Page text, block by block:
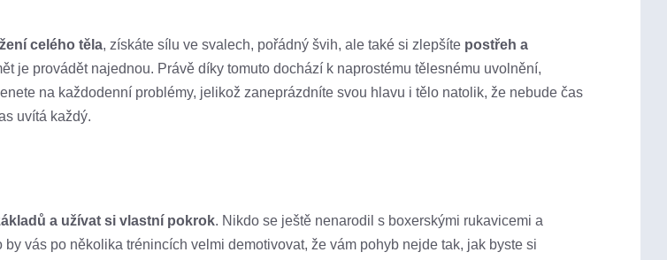
celého těla, získáte sílu ve svalech, pořádný švih, ale také si zlepšíte postřeh a
je provádět najednou. Právě díky tomuto dochází k naprostému tělesnému uvolnění,
na každodenní problémy, jelikož zaneprázdníte svou hlavu i tělo natolik, že nebude čas
uvítá každý.
a užívat si vlastní pokrok. Nikdo se ještě nenarodil s boxerskými rukavicemi a
vás po několika trénincích velmi demotivovat, že vám pohyb nejde tak, jak byste si